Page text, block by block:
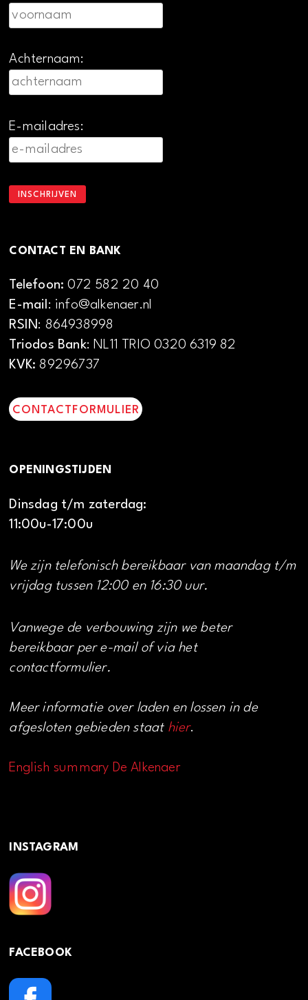
Achternaam:
E-mailadres:
CONTACT EN BANK
Telefoon:072 582 20 40
E-mail: info@alkenaer.nl
RSIN: 864938998
Triodos Bank: NL11 TRIO 0320 6319 82
KVK: 89296737
CONTACTFORMULIER
OPENINGSTIJDEN
Dinsdag t/m zaterdag:
11:00u-17:00u
We zijn telefonisch bereikbaar van maandag t/m
vrijdag tussen 12:00 en 16:30 uur.
Vanwege de verbouwing zijn we beter
bereikbaar per e-mail of via het
contactformulier.
Meer informatie over laden en lossen in de
afgesloten gebieden staat hier.
English summary De Alkenaer
INSTAGRAM
FACEBOOK